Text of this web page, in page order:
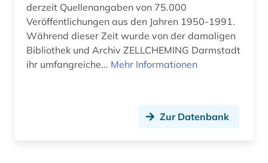
imkerei (2)
immunologie (1)
impact faktoren (1)
derzeit Quellenangaben von 75.000
Veröffentlichungen aus den Jahren 1950-1991.
Während dieser Zeit wurde von der damaligen
Bibliothek und Archiv ZELLCHEMING Darmstadt
ihr umfangreiche... Mehr Informationen
Zur Datenbank